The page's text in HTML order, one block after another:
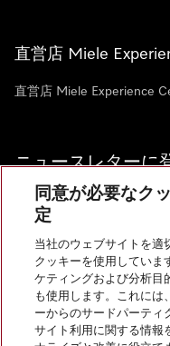
直営店 Miele
直営店 Miele Experience
ニュースレターに
お問い合わせ
InstagramのMiele
YoutubeのMiele
同意が必要なク
定
当社のウェブサイトを適
クッキーを使用していま
ケティングおよび分析目
も使用します。これには
ーからのサードパーティ
サイト利用に関する情報